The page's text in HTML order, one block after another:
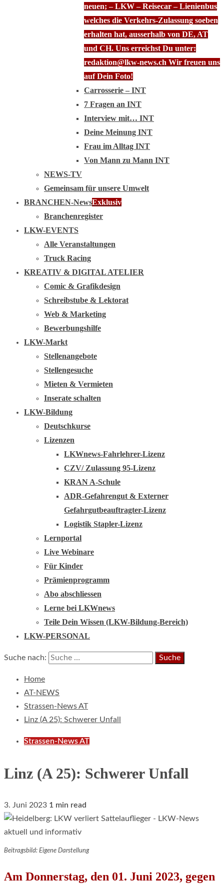
neuen; – LKW – Reisecar – Lienienbus
welches die Verkehrs-Zulassung soeben
erhalten hat, ausserhalb von DE, AT
und CH. Uns erreichst Du unter:
redaktion@lkw-news.ch Wir freuen uns
auf Dein Foto!
Carrosserie – INT
7 Fragen an INT
Interview mit… INT
Deine Meinung INT
Frau im Alltag INT
Von Mann zu Mann INT
NEWS-TV
Gemeinsam für unsere Umwelt
BRANCHEN-NewsExklusiv
Branchenregister
LKW-EVENTS
Alle Veranstaltungen
Truck Racing
KREATIV & DIGITAL ATELIER
Comic & Grafikdesign
Schreibstube & Lektorat
Web & Marketing
Bewerbungshilfe
LKW-Markt
Stellenangebote
Stellengesuche
Mieten & Vermieten
Inserate schalten
LKW-Bildung
Deutschkurse
Lizenzen
LKWnews-Fahrlehrer-Lizenz
CZV/ Zulassung 95-Lizenz
KRAN A-Schule
ADR-Gefahrengut & Externer
Gefahrgutbeauftragter-Lizenz
Logistik Stapler-Lizenz
Lernportal
Live Webinare
Für Kinder
Prämienprogramm
Abo abschliessen
Lerne bei LKWnews
Teile Dein Wissen (LKW-Bildung-Bereich)
LKW-PERSONAL
Suche nach:
Home
AT-NEWS
Strassen-News AT
Linz (A 25): Schwerer Unfall
Strassen-News AT
Linz (A 25): Schwerer Unfall
3. Juni 2023 1 min read
Beitragsbild: Eigene Darstellung
Am Donnerstag, den 01. Juni 2023, gegen